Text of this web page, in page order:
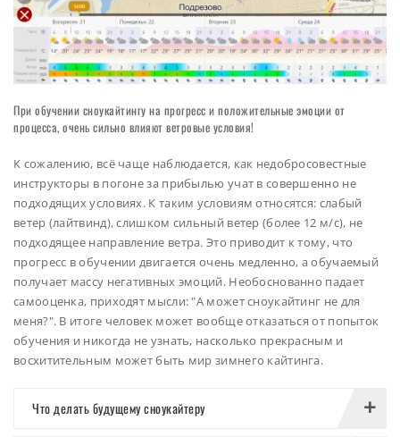
При обучении сноукайтингу на прогресс и положительные эмоции от
процесса, очень сильно влияют ветровые условия!
К сожалению, всё чаще наблюдается, как недобросовестные
инструкторы в погоне за прибылью учат в совершенно не
подходящих условиях. К таким условиям относятся: слабый
ветер (лайтвинд), слишком сильный ветер (более 12 м/c), не
подходящее направление ветра. Это приводит к тому, что
прогресс в обучении двигается очень медленно, а обучаемый
получает массу негативных эмоций. Необоснованно падает
самооценка, приходят мысли: "А может сноукайтинг не для
меня?". В итоге человек может вообще отказаться от попыток
обучения и никогда не узнать, насколько прекрасным и
восхитительным может быть мир зимнего кайтинга.
Что делать будущему сноукайтеру